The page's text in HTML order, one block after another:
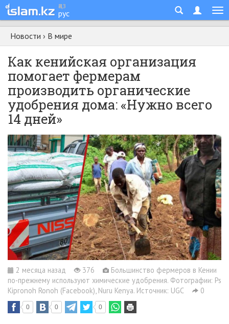
қаз
рус
Новости › В мире
Как кенийская организация
помогает фермерам
производить органические
удобрения дома: «Нужно всего
14 дней»
2 месяца назад 376
Большинство фермеров в Кении
по-прежнему используют химические удобрения. Фотографии: Ps
Kipronoh Ronoh (Facebook), Nuru Kenya. Источник: UGC
0
0 0 0